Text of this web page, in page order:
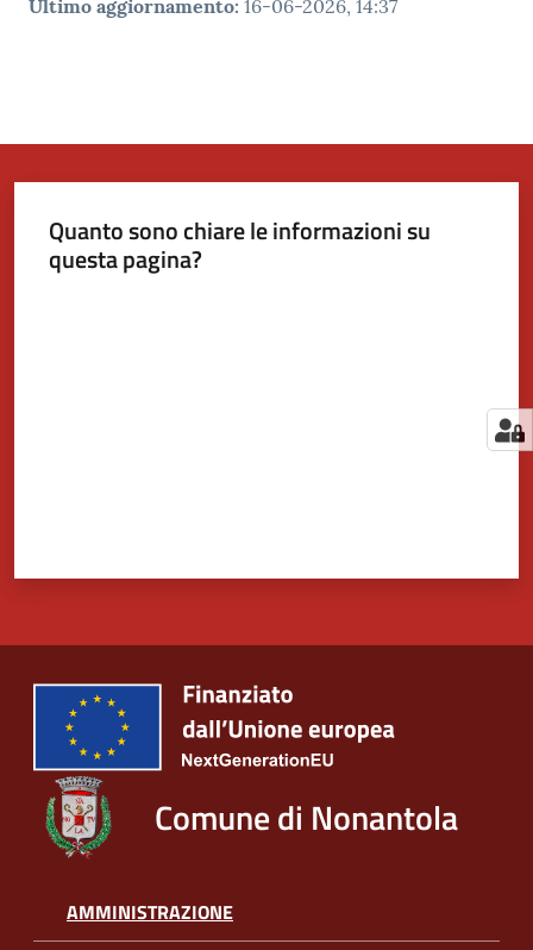
Ultimo aggiornamento: 16-06-2026, 14:37
Quanto sono chiare le informazioni su
questa pagina?
Comune di Nonantola
AMMINISTRAZIONE